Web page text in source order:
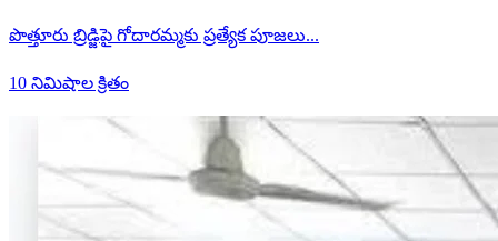
పొత్తూరు బ్రిడ్జిపై గోదారమ్మకు ప్రత్యేక పూజలు...
10 నిమిషాల క్రితం